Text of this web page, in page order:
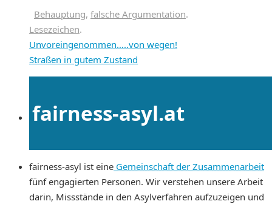
Behauptung, falsche Argumentation.
Lesezeichen.
Unvoreingenommen…..von wegen!
Straßen in gutem Zustand
fairness-asyl.at
fairness-asyl ist eine Gemeinschaft der Zusammenarbeit
fünf engagierten Personen. Wir verstehen unsere Arbeit
darin, Missstände in den Asylverfahren aufzuzeigen und